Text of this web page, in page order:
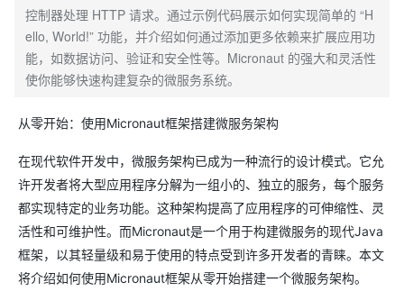
控制器处理 HTTP 请求。通过示例代码展示如何实现简单的 “H
ello, World!” 功能，并介绍如何通过添加更多依赖来扩展应用功
能，如数据访问、验证和安全性等。Micronaut 的强大和灵活性
使你能够快速构建复杂的微服务系统。
从零开始：使用Micronaut框架搭建微服务架构
在现代软件开发中，微服务架构已成为一种流行的设计模式。它允
许开发者将大型应用程序分解为一组小的、独立的服务，每个服务
都实现特定的业务功能。这种架构提高了应用程序的可伸缩性、灵
活性和可维护性。而Micronaut是一个用于构建微服务的现代Java
框架，以其轻量级和易于使用的特点受到许多开发者的青睐。本文
将介绍如何使用Micronaut框架从零开始搭建一个微服务架构。